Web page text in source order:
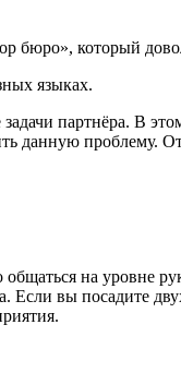
бюро», который
языках.
партнёра. В
данную проблему.
на уровне
Если вы посадите